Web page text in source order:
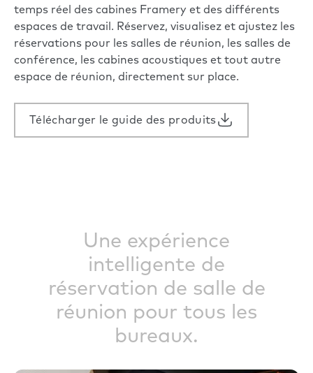
temps réel des cabines Framery et des différents
espaces de travail. Réservez, visualisez et ajustez les
réservations pour les salles de réunion, les salles de
conférence, les cabines acoustiques et tout autre
espace de réunion, directement sur place.
Télécharger le guide des produits
Une expérience
intelligente de
réservation de salle de
réunion pour tous les
bureaux.